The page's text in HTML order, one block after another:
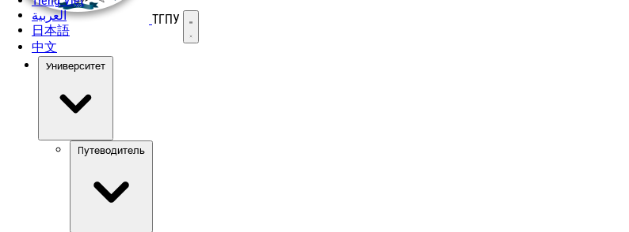
العربية
日本語
中文
ТГПУ Открыть меню
Университет
Путеводитель